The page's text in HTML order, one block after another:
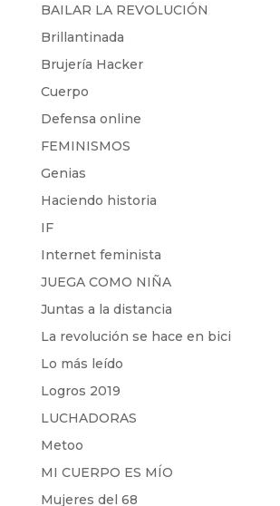
BAILAR LA REVOLUCIÓN
Brillantinada
Brujería Hacker
Cuerpo
Defensa online
FEMINISMOS
Genias
Haciendo historia
IF
Internet feminista
JUEGA COMO NIÑA
Juntas a la distancia
La revolución se hace en bici
Lo más leído
Logros 2019
LUCHADORAS
Metoo
MI CUERPO ES MÍO
Mujeres del 68